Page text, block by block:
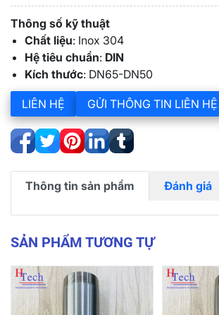
Thông số kỹ thuật
Chất liệu: Inox 304
Hệ tiêu chuẩn: DIN
Kích thước: DN65-DN50
LIÊN HỆ GỬI THÔNG TIN LIÊN HỆ
Thông tin sản phẩm Đánh giá
SẢN PHẨM TƯƠNG TỰ